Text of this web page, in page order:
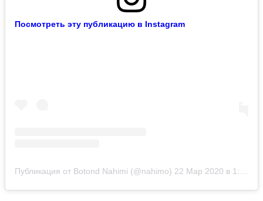
Посмотреть эту публикацию в Instagram
Публикация от Botond Nahimi (@nahimo) 22 Мар 2020 в 1:53 PDT